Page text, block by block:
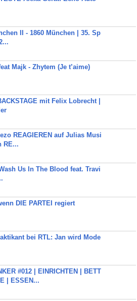
II - 1860 München | 35. Sp
Majk - Zhytem (Je t’aime)
mit Felix Lobrecht |
REAGIEREN auf Julias Musi
RE...
Us In The Blood feat. Travi
DIE PARTEI regiert
bei RTL: Jan wird Mode
#012 | EINRICHTEN | BETT
| ESSEN...